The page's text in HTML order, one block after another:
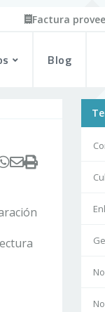
Factura
Blog